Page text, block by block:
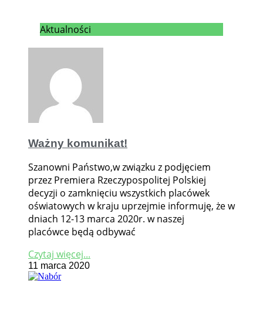
Aktualności
Ważny komunikat!
Szanowni Państwo,w związku z podjęciem
przez Premiera Rzeczypospolitej Polskiej
decyzji o zamknięciu wszystkich placówek
oświatowych w kraju uprzejmie informuję, że w
dniach 12-13 marca 2020r. w naszej
placówce będą odbywać
Czytaj więcej...
11 marca 2020